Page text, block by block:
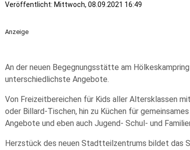
Veröffentlicht: Mittwoch, 08.09.2021 16:49
Anzeige
An der neuen Begegnungsstätte am
unterschiedlichste Angebote.
Von Freizeitbereichen für Kids aller Altersklassen
oder Billard-Tischen, hin zu Küchen für
Angebote und eben auch Jugend- Schul- und
Herzstück des neuen Stadtteilzentrums bildet das